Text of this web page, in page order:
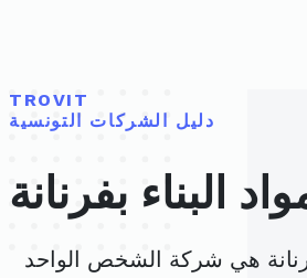
TROVIT
دليل الشركات التونسية
البناء بفرنانة
هي شركة الشخص الواحد